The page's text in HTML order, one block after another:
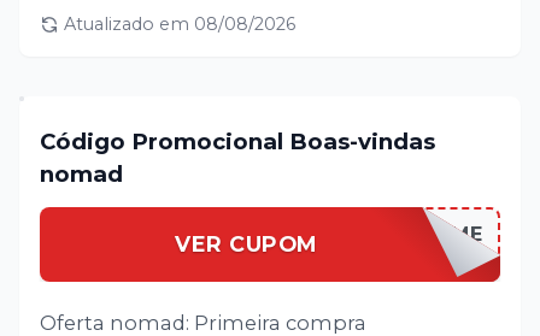
Atualizado em 08/08/2026
Código Promocional Boas-vindas
nomad
VER CUPOMNOMADWELCOME
Oferta nomad: Primeira compra